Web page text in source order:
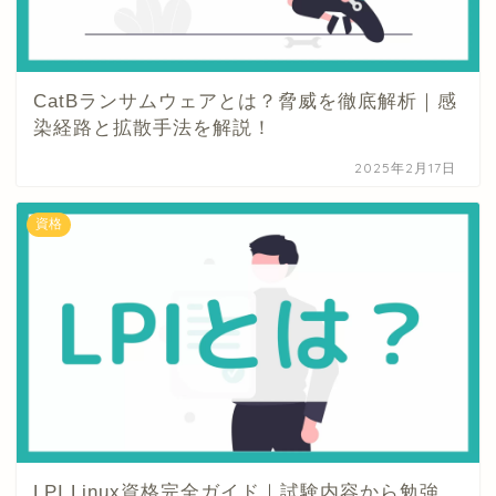
CatBランサムウェアとは？脅威を徹底解析｜感
染経路と拡散手法を解説！
2025年2月17日
資格